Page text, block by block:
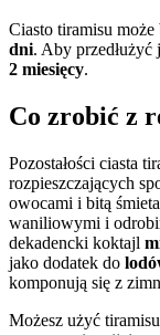
Ciasto tiramisu
dni. Aby przedłużyć
2 miesięcy.
Co zrobić z
Pozostałości ciasta
rozpieszczających
owocami i bitą
waniliowymi i
dekadencki koktajl
jako dodatek do
komponują się z
Możesz użyć